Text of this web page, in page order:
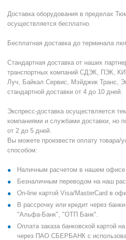
Доставка оборудования в пределах
осуществляется бесплатно.
Бесплатная доставка до терминала
Стандартная доставка от наших
транспортных компаний СДЭК, ПЭК,
Луч, Байкал Сервис, Мэйджик Транс,
стандартной доставки от 4 до 10 дней.
Экспресс-доставка осуществляется
компаниями и службами доставки, но
от 2 до 5 дней.
Вы можете произвести оплату
способом:
Наличным расчетом в нашем офисе
Безналичным переводом на наш
On-line картой Visa/MasterCard в
В рассрочку или кредит через
"Альфа-Банк", "ОТП Банк".
Оплата заказа банковской картой
через ПАО СБЕРБАНК с